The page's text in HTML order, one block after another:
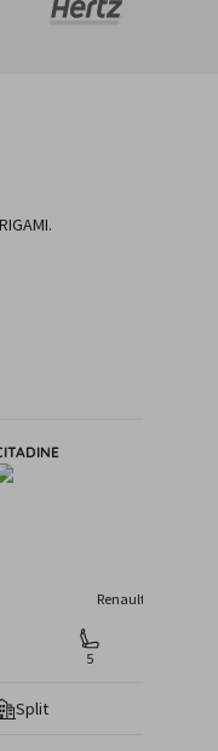
Renault Megane
5
Split